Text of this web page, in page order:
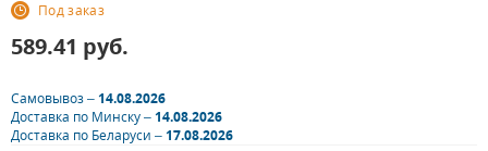
Под заказ
589.41 руб.
Самовывоз –14.08.2026
Доставка по Минску –14.08.2026
Доставка по Беларуси –17.08.2026